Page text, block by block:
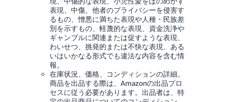
表現、中傷、他者のプライバシーを侵害す
るもの、憎悪に満ちた表現や人種・民族差
別を示すもの、軽蔑的な表現、資金洗浄や
ギャンブルに関連または促すような表現、
わいせつ、挑発的または不快な表現、ある
いはいかなる形式でも違法な内容を含む情
報。
在庫状況、価格、コンディションの詳細。
商品を出品する際は、Amazonの出品プロ
セスに従う必要があります。出品者は、特